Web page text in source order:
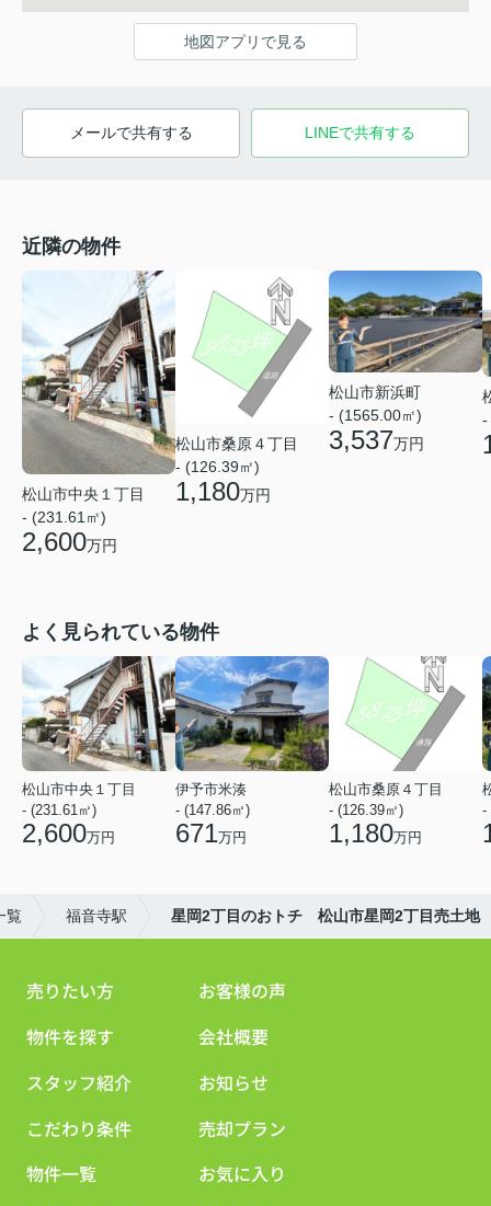
地図アプリで見る
メールで共有する LINEで共有する
近隣の物件
松山市中央１丁目
- (231.61㎡)
2,600万円
松山市桑原４丁目
- (126.39㎡)
1,180万円
松山市新浜町
- (1565.00㎡)
3,537万円
-
よく見られている物件
松山市中央１丁目
- (231.61㎡)
2,600万円
伊予市米湊
- (147.86㎡)
671万円
松山市桑原４丁目
- (126.39㎡)
1,180万円
-
覧 福音寺駅 星岡2丁目のおトチ 松山市星岡2丁目売土地
売りたい方
物件を探す
スタッフ紹介
こだわり条件
物件一覧
お客様の声
会社概要
お知らせ
売却プラン
お気に入り